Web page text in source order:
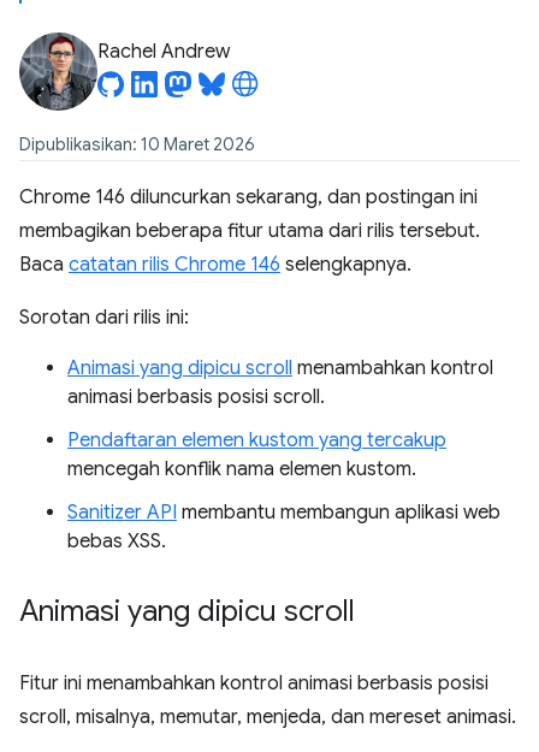
Rachel Andrew
Dipublikasikan: 10 Maret 2026
Chrome 146 diluncurkan sekarang, dan postingan ini
membagikan beberapa fitur utama dari rilis tersebut.
Baca catatan rilis Chrome 146 selengkapnya.
Sorotan dari rilis ini:
Animasi yang dipicu scroll menambahkan kontrol
animasi berbasis posisi scroll.
Pendaftaran elemen kustom yang tercakup
mencegah konflik nama elemen kustom.
Sanitizer API membantu membangun aplikasi web
bebas XSS.
Animasi yang dipicu scroll
Fitur ini menambahkan kontrol animasi berbasis posisi
scroll, misalnya, memutar, menjeda, dan mereset animasi.